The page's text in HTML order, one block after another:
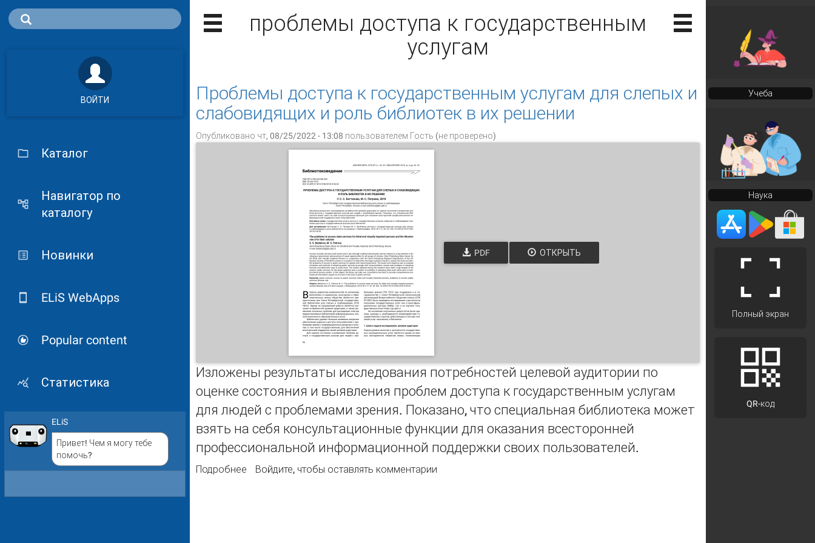
ВОЙТИ
Каталог
Навигатор по
каталогу
Новинки
ELiS WebApps
Popular content
Статистика
ELiS
Привет! Чем я могу тебе
помочь?
проблемы доступа к государственным
услугам
Проблемы доступа к государственным услугам для слепых и
слабовидящих и роль библиотек в их решении
Опубликовано чт, 08/25/2022 - 13:08 пользователем Гость (не проверено)
PDF ОТКРЫТЬ
Изложены результаты исследования потребностей целевой аудитории по
оценке состояния и выявления проблем доступа к государственным услугам
для людей с проблемами зрения. Показано, что специальная библиотека может
взять на себя консультационные функции для оказания всесторонней
профессиональной информационной поддержки своих пользователей.
Подробнее о Проблемы доступа к государственным услугам для слепых и слабовидящих и роль библиотек в их
Войдите, чтобы оставлять комментарии
Учеба
Наука
Полный экран
QR-код